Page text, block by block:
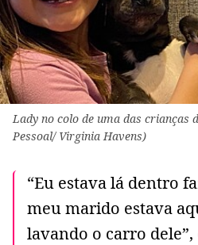
Lady no colo de uma das crianças
Pessoal/ Virginia Havens)
“Eu estava lá dentro
meu marido estava
lavando o carro